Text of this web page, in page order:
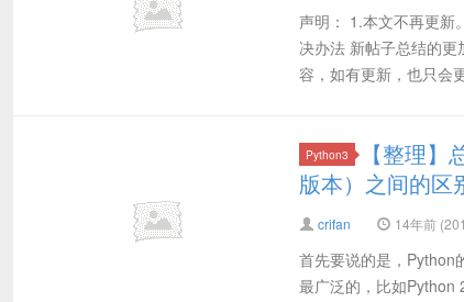
声明： 1.本文不再更新
决办法 新帖子总结的
容，如有更新，也只会
Python3
【整理
版本）之间的区
crifan 14年前
首先要说的是，Python
最广泛的，比如Python